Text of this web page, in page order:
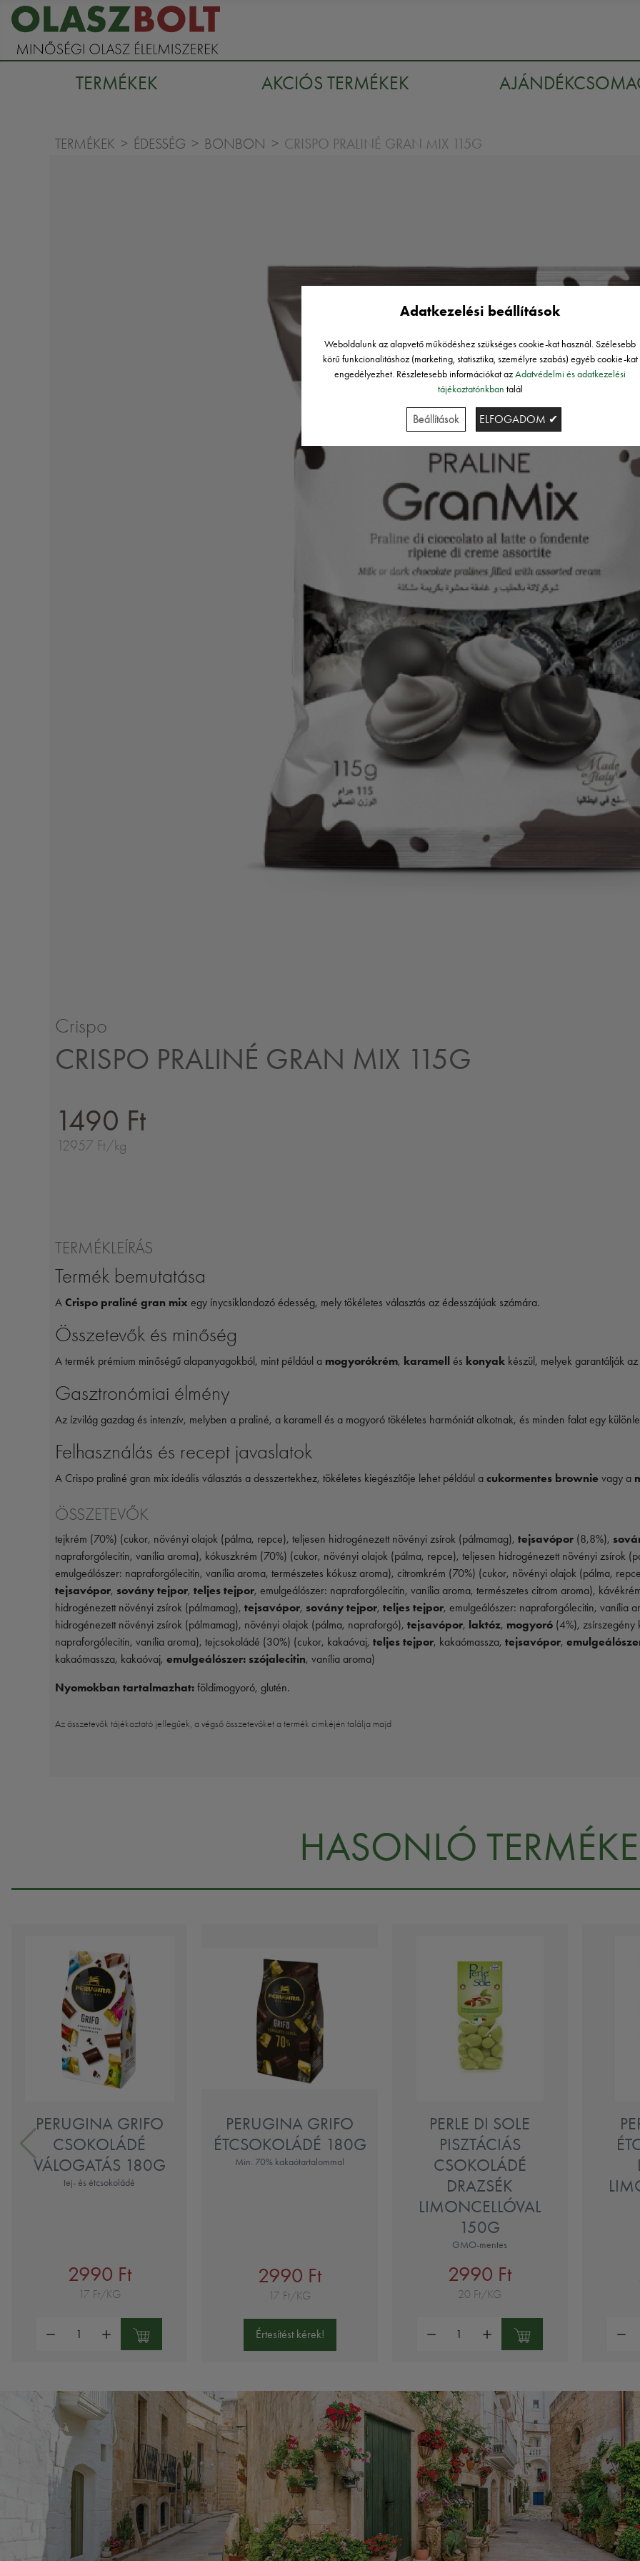
TERMÉKEK AKCIÓS TERMÉKEK
TERMÉKEK ÉDESSÉG BONBON CRISPO PRALINÉ GRAN MIX 115G
Crispo
CRISPO PRALINÉ GRAN MIX 115G
1490 Ft
12957 Ft/kg
TERMÉKLEÍRÁS
Termék bemutatása
A Crispo praliné gran mix egy ínycsiklandozó édesség, mely tökéletes választás az édesszájúak számára.
Összetevők és minőség
A termék prémium minőségű alapanyagokból, mint például a mogyorókrém, karamell és konyak készül, melyek garantálják
Gasztronómiai élmény
Az ízvilág gazdag és intenzív, melyben a praliné, a karamell és a mogyoró tökéletes harmóniát alkotnak, és minden falat egy
Felhasználás és recept javaslatok
A Crispo praliné gran mix ideális választás a desszertekhez, tökéletes kiegészítője lehet például a cukormentes brownie vagy a
ÖSSZETEVŐK
tejkrém (70%) (cukor, növényi olajok (pálma, repce), teljesen hidrogénezett növényi zsírok (pálmamag), tejsavópor (8,8%),
napraforgólecitin, vanília aroma), kókuszkrém (70%) (cukor, növényi olajok (pálma, repce), teljesen hidrogénezett növényi zsírok
emulgeálószer: napraforgólecitin, vanília aroma, természetes kókusz aroma), citromkrém (70%) (cukor, növényi olajok (pálma,
tejsavópor, sovány tejpor, teljes tejpor, emulgeálószer: napraforgólecitin, vanília aroma, természetes citrom aroma),
hidrogénezett növényi zsírok (pálmamag), tejsavópor, sovány tejpor, teljes tejpor, emulgeálószer: napraforgólecitin, vanília
hidrogénezett növényi zsírok (pálmamag), növényi olajok (pálma, napraforgó), tejsavópor, laktóz, mogyoró (4%), zsírszegény
napraforgólecitin, vanília aroma), tejcsokoládé (30%) (cukor, kakaóvaj, teljes tejpor, kakaómassza, tejsavópor,
kakaómassza, kakaóvaj, emulgeálószer: szójalecitin, vanília aroma)
Nyomokban tartalmazhat: földimogyoró, glutén.
Az összetevők tájékoztató jellegűek, a végső összetevőket a termék cimkéjén találja majd
HASONLÓ
PERUGINA GRIFO
CSOKOLÁDÉ
VÁLOGATÁS 180G
tej- és étcsokoládé
2990 Ft
17 Ft/KG
PERUGINA GRIFO
ÉTCSOKOLÁDÉ 180G
Min. 70% kakaótartalommal
2990 Ft
17 Ft/KG
Értesítést kérek!
PERLE DI SOLE
PISZTÁCIÁS
CSOKOLÁDÉ
DRAZSÉK
LIMONCELLÓVAL
150G
GMO-mentes
2990 Ft
20 Ft/KG
Adatkezelési beállítások
Weboldalunk az alapvető működéshez szükséges cookie-kat használ. Szélesebb
körű funkcionalitáshoz (marketing, statisztika, személyre szabás) egyéb cookie-kat
engedélyezhet. Részletesebb információkat azAdatvédelmi és adatkezelési
tájékoztatónkban talál
Beállítások ELFOGADOM ✔